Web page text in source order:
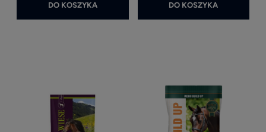
DO KOSZYKA DO KOSZYKA